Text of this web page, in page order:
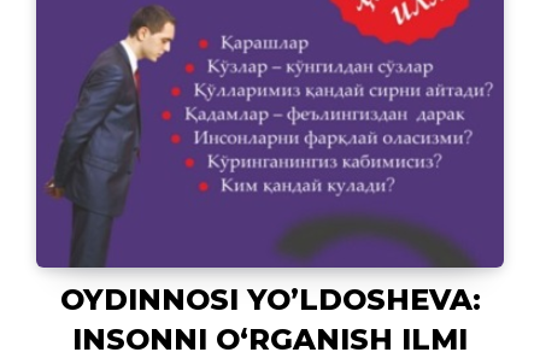
OYDINNOSI YO’LDOSHEVA:
INSONNI O‘RGANISH ILMI